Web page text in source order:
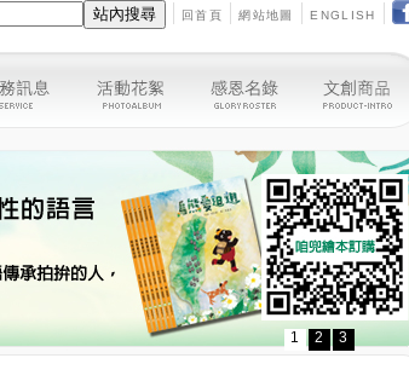
回首頁 網站地圖 ENGLISH
1 2 3